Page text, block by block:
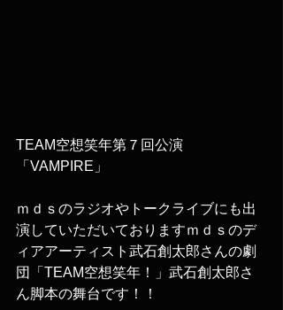
TEAM空想笑年第７回公演
「VAMPIRE」
ｍｄｓのラジオやトークライブにも出
演していただいておりますｍｄｓのデ
ィアアーティスト武石創太郎さんの劇
団「TEAM空想笑年！」武石創太郎さ
ん脚本の舞台です！！